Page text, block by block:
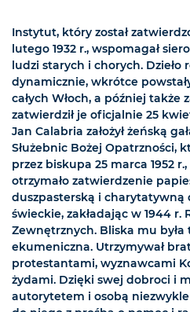
Instytut, który został
lutego 1932 r., wspomagał
ludzi starych i chorych. Dzieło
dynamicznie, wkrótce
całych Włoch, a później także
zatwierdził je oficjalnie 25
Jan Calabria założył żeńską
Służebnic Bożej Opatrzności,
przez biskupa 25 marca 1952
otrzymało zatwierdzenie
duszpasterską i charytatywną
świeckie, zakładając w 1944 r.
Zewnętrznych. Bliska mu była
ekumeniczna. Utrzymywał
protestantami, wyznawcami
żydami. Dzięki swej dobroci i
autorytetem i osobą